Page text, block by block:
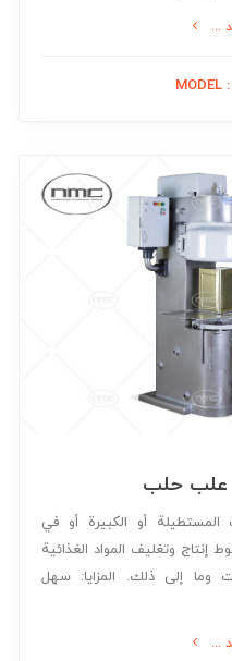
...
MODEL
علب حلب
أو الكبيرة أو في
وتغليف المواد الغذائية
وما إلى ذلك. المزايا: سهل
...